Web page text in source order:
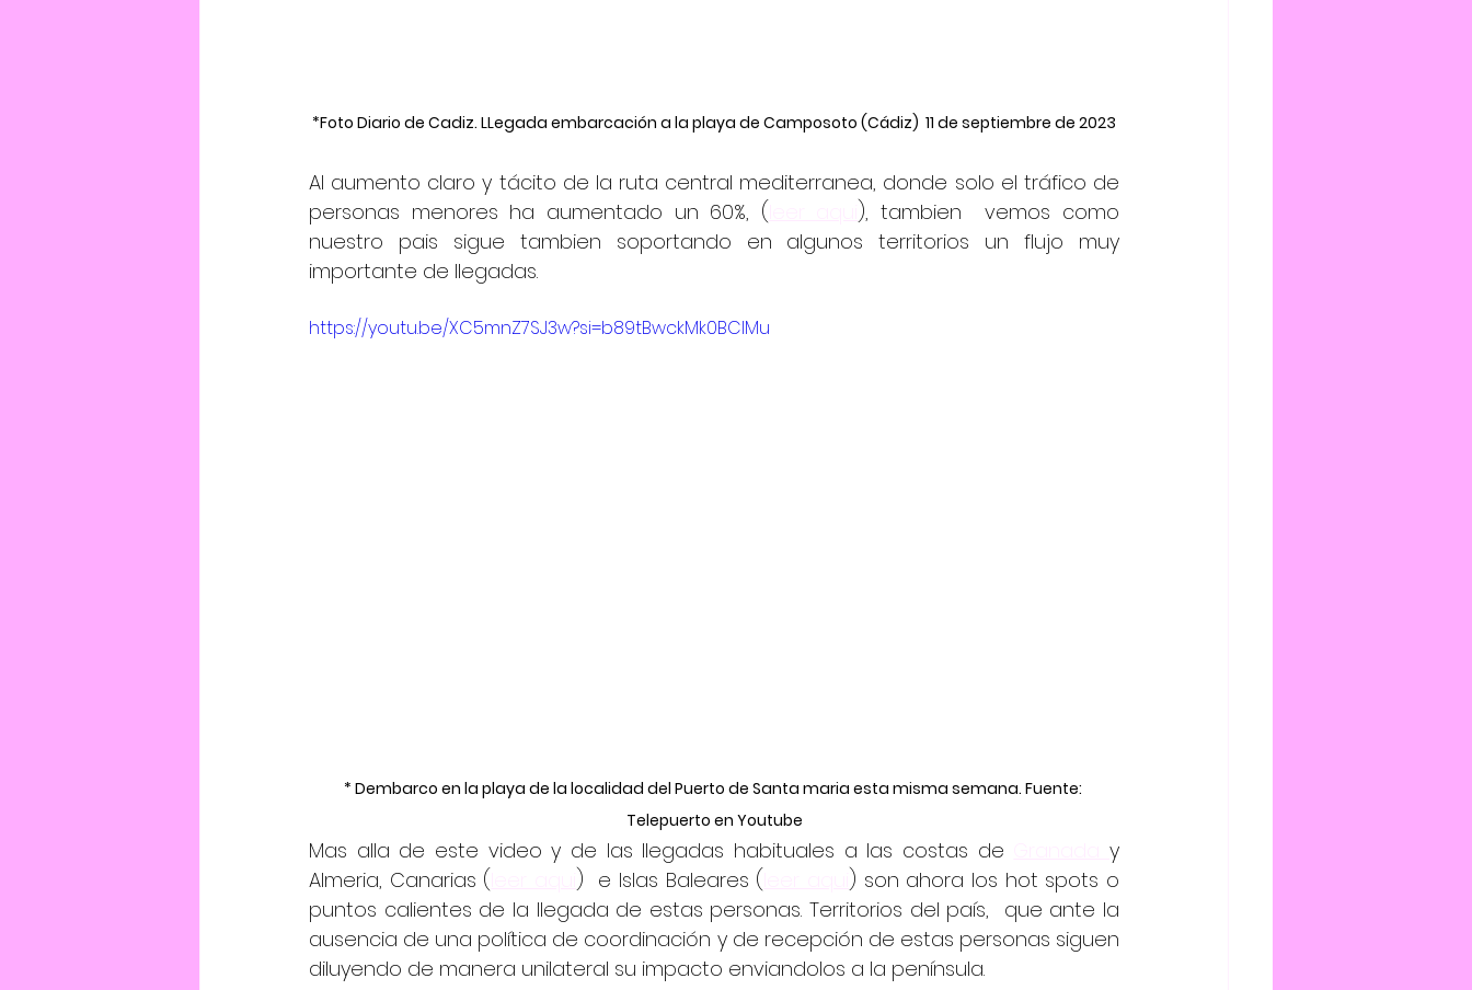
*Foto Diario de Cadiz. LLegada embarcación a la playa de Camposoto (Cádiz)  11 de septiembre de 2023
Al aumento claro y tácito de la ruta central mediterranea, donde solo el tráfico de
personas menores ha aumentado un 60%, (
), tambien  vemos como
nuestro pais sigue tambien soportando en algunos territorios un flujo muy
importante de llegadas.
https://youtu.be/XC5mnZ7SJ3w?si=b89tBwckMk0BClMu
* Dembarco en la playa de la localidad del Puerto de Santa maria esta misma semana. Fuente:
Telepuerto en Youtube
Mas alla de este video y de las llegadas habituales a las costas de Granada y
Almeria, Canarias (
)  e Islas Baleares (
) son ahora los hot spots o
puntos calientes de la llegada de estas personas. Territorios del país,  que ante la
ausencia de una política de coordinación y de recepción de estas personas siguen
diluyendo de manera unilateral su impacto enviandolos a la península.